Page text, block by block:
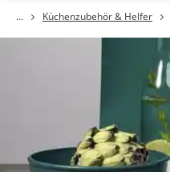
Küchenzubehör & Helfer